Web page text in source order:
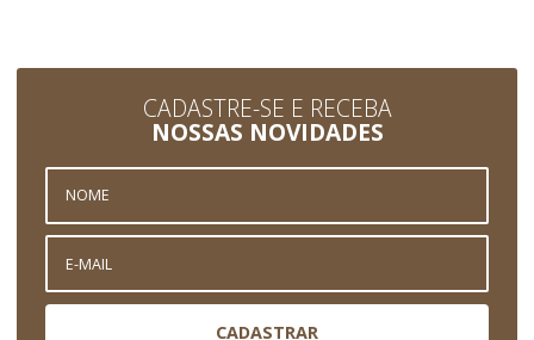
CADASTRE-SE E RECEBA
NOSSAS NOVIDADES
CADASTRAR